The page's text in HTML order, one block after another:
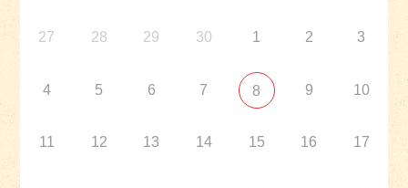
27 28 29 30 1 2 3
4 5 6 7 8 9 10
11 12 13 14 15 16 17